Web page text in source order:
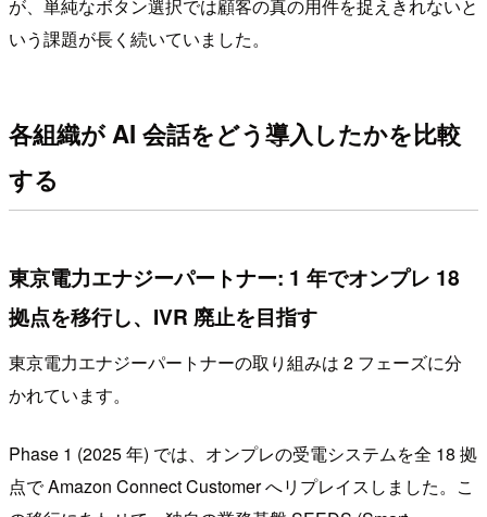
が、単純なボタン選択では顧客の真の用件を捉えきれないと
いう課題が長く続いていました。
各組織が AI 会話をどう導入したかを比較
する
東京電力エナジーパートナー: 1 年でオンプレ 18
拠点を移行し、IVR 廃止を目指す
東京電力エナジーパートナーの取り組みは 2 フェーズに分
かれています。
Phase 1 (2025 年) では、オンプレの受電システムを全 18 拠
点で Amazon Connect Customer へリプレイスしました。こ